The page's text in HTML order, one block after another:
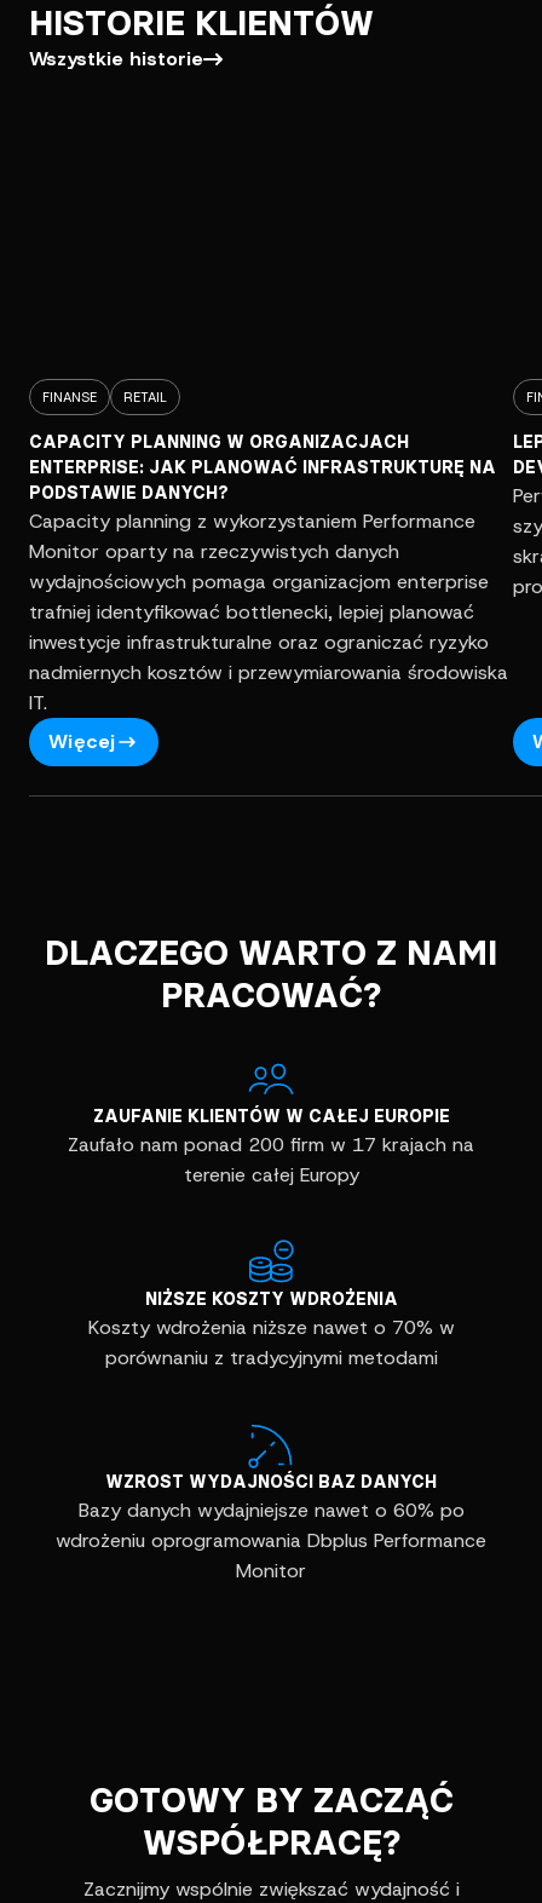
HISTORIE KLIENTÓW
Wszystkie historie
FINANSE RETAIL
CAPACITY PLANNING W ORGANIZACJACH
ENTERPRISE: JAK PLANOWAĆ INFRASTRUKTURĘ NA
PODSTAWIE DANYCH?
Capacity planning z wykorzystaniem Performance
Monitor oparty na rzeczywistych danych
wydajnościowych pomaga organizacjom enterprise
trafniej identyfikować bottlenecki, lepiej planować
inwestycje infrastrukturalne oraz ograniczać ryzyko
nadmiernych kosztów i przewymiarowania środowiska
IT.
Więcej
DLACZEGO WARTO Z NAMI
PRACOWAĆ?
ZAUFANIE KLIENTÓW W CAŁEJ EUROPIE
Zaufało nam ponad 200 firm w 17 krajach na
terenie całej Europy
NIŻSZE KOSZTY WDROŻENIA
Koszty wdrożenia niższe nawet o 70% w
porównaniu z tradycyjnymi metodami
WZROST WYDAJNOŚCI BAZ DANYCH
Bazy danych wydajniejsze nawet o 60% po
wdrożeniu oprogramowania Dbplus Performance
Monitor
GOTOWY BY ZACZĄĆ
WSPÓŁPRACĘ?
Zacznijmy wspólnie zwiększać wydajność i